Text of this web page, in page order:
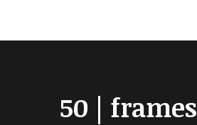
50 | frames